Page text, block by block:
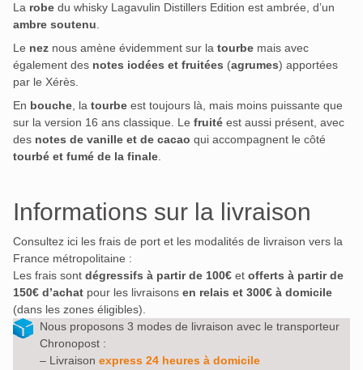
La robe du whisky Lagavulin Distillers Edition est ambrée, d’un
ambre soutenu.
Le nez nous amène évidemment sur la tourbe mais avec
également des notes iodées et fruitées (agrumes) apportées
par le Xérès.
En bouche, la tourbe est toujours là, mais moins puissante que
sur la version 16 ans classique. Le fruité est aussi présent, avec
des notes de vanille et de cacao qui accompagnent le côté
tourbé et fumé de la finale.
Informations sur la livraison
Consultez ici les frais de port et les modalités de livraison vers la
France métropolitaine :
Les frais sont dégressifs à partir de 100€ et offerts à partir de
150€ d’achat pour les livraisons en relais et 300€ à domicile
(dans les zones éligibles).
Nous proposons 3 modes de livraison avec le transporteur
Chronopost :
– Livraison express 24 heures à domicile